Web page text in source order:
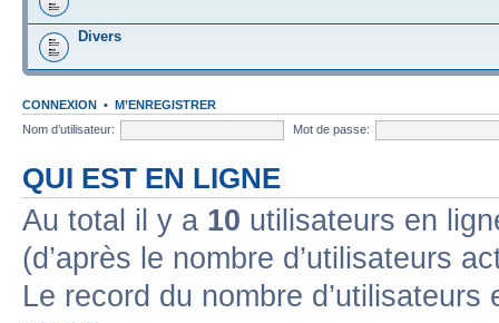
Divers
CONNEXION • M’ENREGISTRER
Nom d’utilisateur:
Mot de passe:
QUI EST EN LIGNE
Au total il y a 10 utilisateurs en
(d’après le nombre d’utilisateurs
Le record du nombre